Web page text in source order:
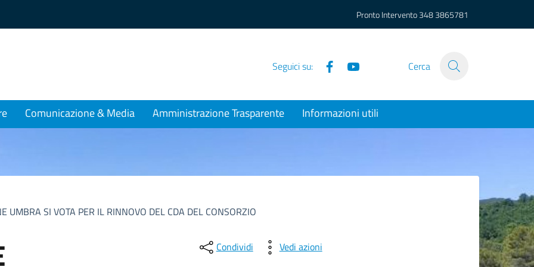
Pronto Intervento348 3865781
Seguici su: Facebook Cerca
Comunicazione & Media Amministrazione Trasparente Informazioni utili
UMBRA SI VOTA PER IL RINNOVO DEL CDA DEL CONSORZIO
Condividi Vedi azioni